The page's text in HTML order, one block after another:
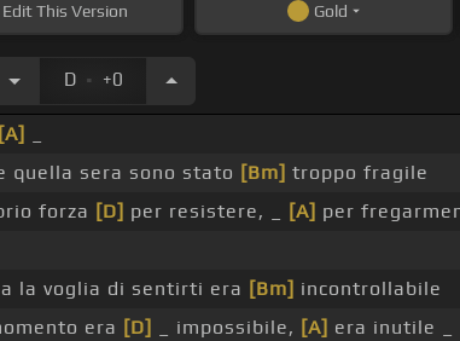
EditThis Version Gold
D . +0
[A]
quella sera sono stato [Bm] troppo fragile
forza [D] per resistere, _ [A] per
la voglia di sentirti era [Bm] incontrollabile
era [D] _ impossibile, [A] era inutile _